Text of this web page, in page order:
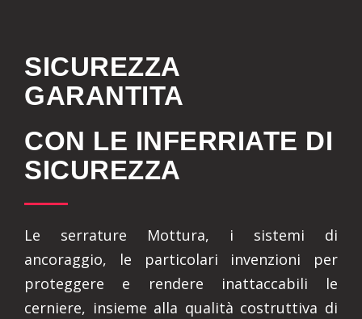
SICUREZZA
GARANTITA
CON LE INFERRIATE DI
SICUREZZA
Le serrature Mottura, i sistemi di
ancoraggio, le particolari invenzioni per
proteggere e rendere inattaccabili le
cerniere, insieme alla qualità costruttiva di